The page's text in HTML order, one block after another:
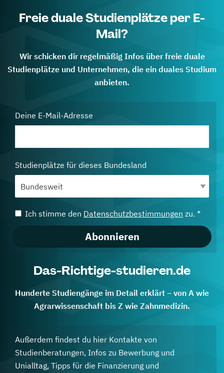
Freie duale Studienplätze per E-
Mail?
Wir schicken dir regelmäßig Infos über freie duale
Studienplätze und Unternehmen, die ein duales Studium
anbieten.
Deine E-Mail-Adresse
Studienplätze für dieses Bundesland
Ich stimme den Datenschutzbestimmungen zu. *
Abonnieren
Das-Richtige-studieren.de
Hunderte Studiengänge im Detail erklärt – von A wie
Agrarwissenschaft bis Z wie Zahnmedizin.
Außerdem findest du hier Kontakte von
Studienberatungen, Infos zu Bewerbung und
Unialltag, Tipps für die Finanzierung und